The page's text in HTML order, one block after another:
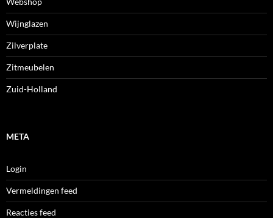
Wijnglazen
Zilverplate
Zitmeubelen
Zuid-Holland
META
Login
Vermeldingen feed
Reacties feed